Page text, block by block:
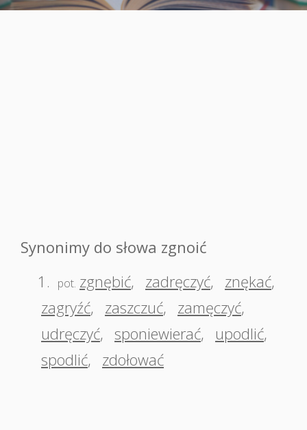
Synonimy do słowa zgnoić
1.
pot. zgnębić, zadręczyć, znękać,
zagryźć, zaszczuć, zamęczyć,
udręczyć, sponiewierać, upodlić,
spodlić, zdołować